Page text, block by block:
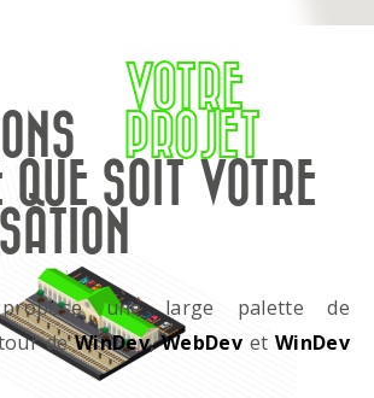
VOTRE
PROJET
QUE SOIT VOTRE
propose une large palette de
deWinDev,WebDevet WinDev